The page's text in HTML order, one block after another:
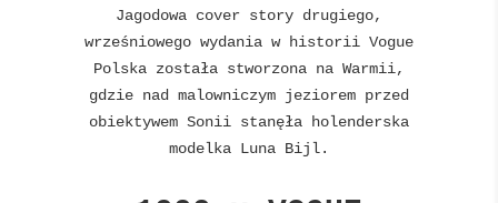
Jagodowa cover story drugiego,
wrześniowego wydania w historii Vogue
Polska została stworzona na Warmii,
gdzie nad malowniczym jeziorem przed
obiektywem Sonii stanęła holenderska
modelka Luna Bijl.